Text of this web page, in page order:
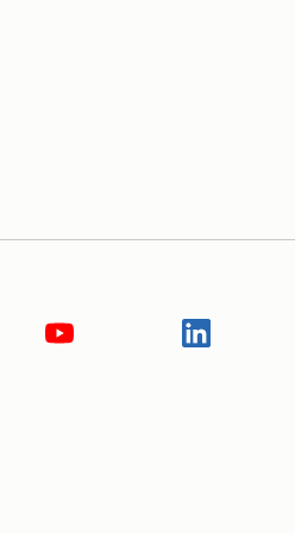
(Der Rückruf erfolgt